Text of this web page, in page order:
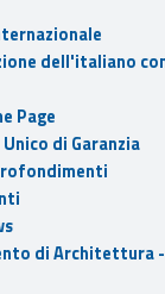
dell'italiano
Page
di Garanzia
di Architettura -